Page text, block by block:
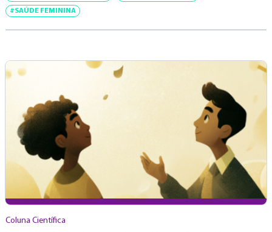
#SAÚDE FEMININA
Coluna Científica